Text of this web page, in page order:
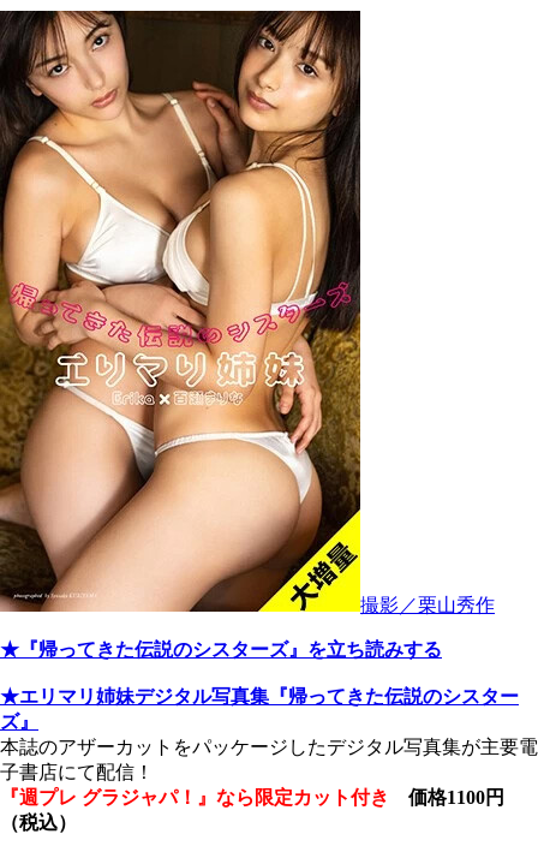
撮影／栗山秀作
★『帰ってきた伝説のシスターズ』を立ち読みする
★エリマリ姉妹デジタル写真集『帰ってきた伝説のシスター
ズ』
本誌のアザーカットをパッケージしたデジタル写真集が主要電
子書店にて配信！
『週プレ グラジャパ！』なら限定カット付き
価格1100円
（税込）